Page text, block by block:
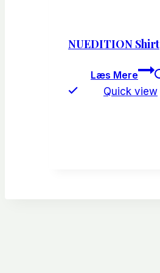
NUEDITION Shirt
Læs Mere
Quick view